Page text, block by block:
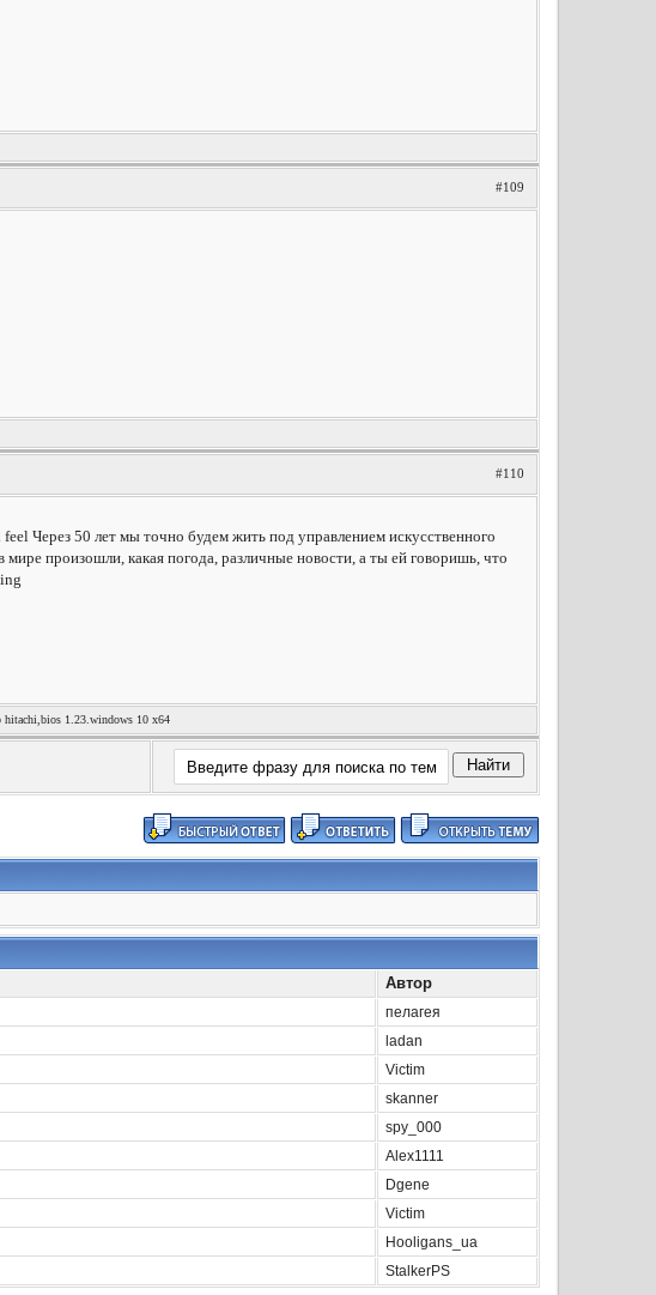
#109
#110
Через 50 лет мы точно будем жить под управлением искусственного
мире произошли, какая погода, различные новости, а ты ей говоришь, что
hitachi,bios 1.23.windows 10 x64
Автор
пелагея
ladan
Victim
skanner
spy_000
Alex1111
Dgene
Victim
Hooligans_ua
StalkerPS